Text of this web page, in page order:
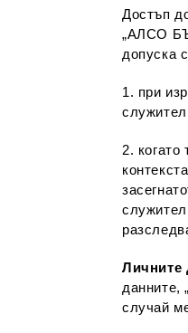
Достъп
„АЛСО
допуска
1. при
2.
Личните
случай